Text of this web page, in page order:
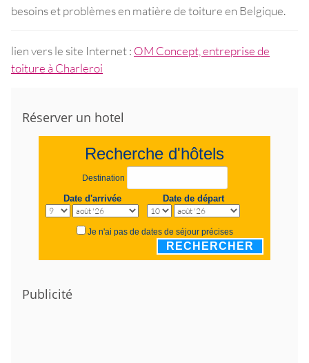
besoins et problèmes en matière de toiture en Belgique.
lien vers le site Internet : OM Concept, entreprise de
toiture à Charleroi
Réserver un hotel
Recherche d'hôtels
Destination
Date d'arrivée Date de départ
Je n'ai pas de dates de séjour précises
RECHERCHER
Publicité